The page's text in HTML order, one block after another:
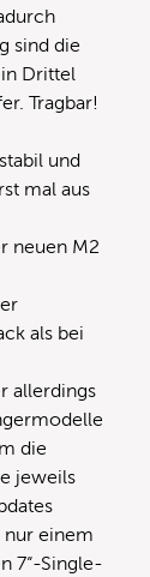
sind die
Drittel
Tragbar!
und
mal aus
neuen M2
als bei
allerdings
die
jeweils
einem
7“-Single-